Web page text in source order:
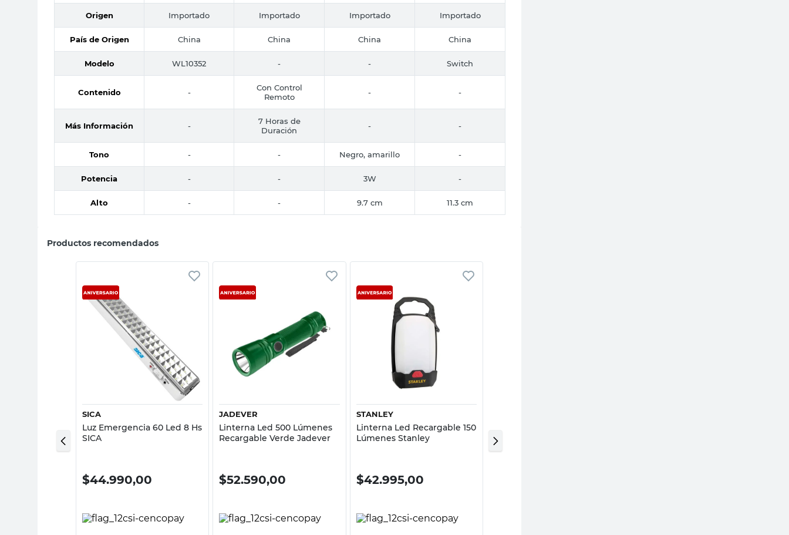
Origen Importado Importado Importado Importado
País de Origen China China China China
Modelo WL10352 - - Switch
Contenido -
Con Control
Remoto
- -
Más Información -
7 Horas de
Duración
- -
Tono - - Negro, amarillo -
Potencia - - 3W -
Alto - - 9.7 cm 11.3 cm
Productos recomendados
Vista rápida
SICA
Luz Emergencia 60 Led 8 Hs
SICA
$44.990,00
Vista rápida
JADEVER
Linterna Led 500 Lúmenes
Recargable Verde Jadever
$52.590,00
Vista rápida
STANLEY
Linterna Led Recargable 150
Lúmenes Stanley
$42.995,00
Portátil Recargable USB
Negro Atomlux